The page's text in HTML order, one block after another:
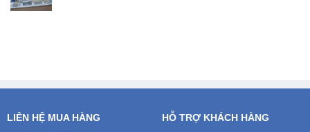
LIÊN HỆ MUA HÀNG
HỖ TRỢ KHÁCH HÀNG